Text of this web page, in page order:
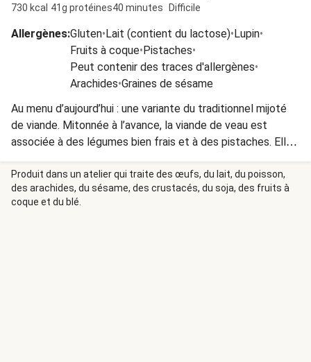
730 kcal 41g protéines40 minutes
Difficile
Allergènes:Gluten•Lait (contient du lactose)•Lupin•
Fruits à coque•Pistaches•
Peut contenir des traces d'allergènes•
Arachides•Graines de sésame
Au menu d’aujourd’hui : une variante du traditionnel mijoté
de viande. Mitonnée à l’avance, la viande de veau est
associée à des légumes bien frais et à des pistaches. Elle
est servie dans un fond de pâte feuilletée pour un repas
encore plus festif.
Produit dans un atelier qui traite des œufs, du lait, du poisson,
des arachides, du sésame, des crustacés, du soja, des fruits à
coque et du blé.